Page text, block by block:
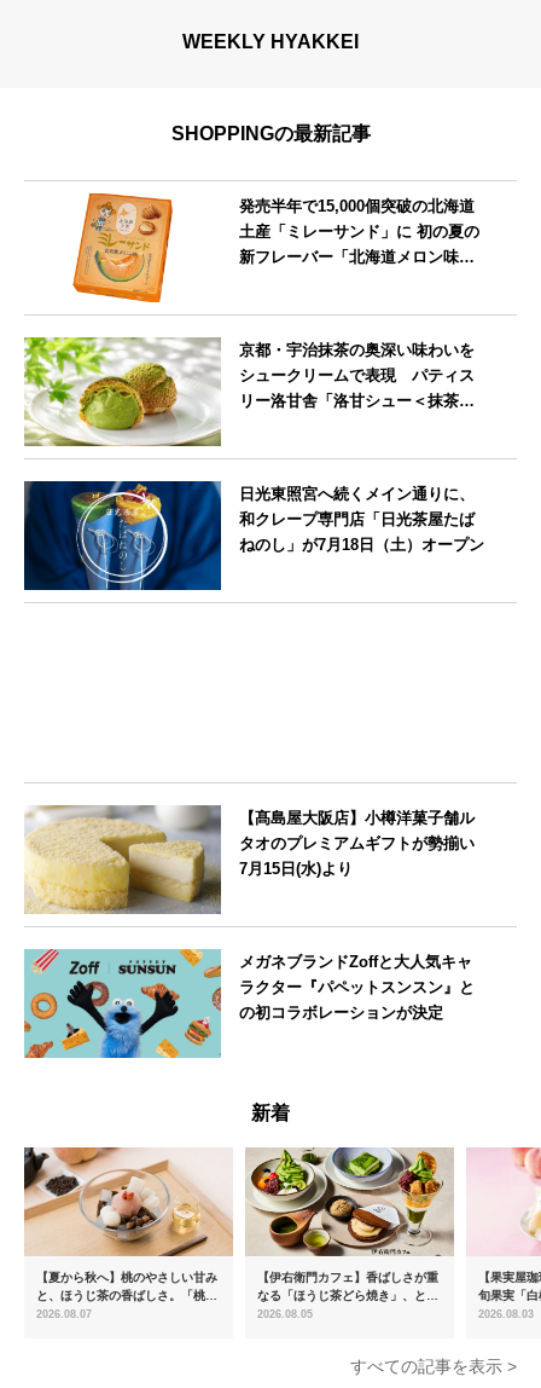
WEEKLY HYAKKEI
SHOPPINGの最新記事
発売半年で15,000個突破の北海道
土産「ミレーサンド」に 初の夏の
新フレーバー「北海道メロン味」
京都・宇治抹茶の奥深い味わいを
シュークリームで表現 パティス
リー洛甘舎「洛甘シュー＜抹茶
日光東照宮へ続くメイン通りに、
和クレープ専門店「日光茶屋たば
ねのし」が7月18日（土）オープン
【髙島屋大阪店】小樽洋菓子舗ル
タオのプレミアムギフトが勢揃い
7月15日(水)より
メガネブランドZoffと大人気キャ
ラクター『パペットスンスン』と
の初コラボレーションが決定
新着
【夏から秋へ】桃のやさしい甘み
と、ほうじ茶の香ばしさ。「桃と
ほうじ茶のあんみつ」を8月中旬
2026.08.07
【伊右衛門カフェ】香ばしさが重
なる「ほうじ茶どら焼き」、とろ
ける「宇治抹茶ティラミス」が新
2026.08.05
【果実屋
旬果実「
限定販売
2026.08.03
すべての記事を表示 >